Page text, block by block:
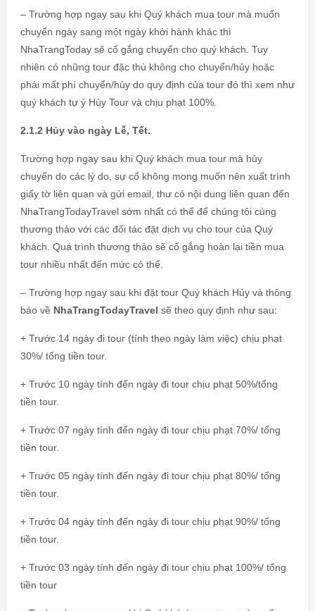
– Trường hợp ngay sau khi Quý khách mua tour mà muốn
chuyển ngày sang một ngày khởi hành khác thì
NhaTrangToday sẽ cố gắng chuyển cho quý khách. Tuy
nhiên có những tour đặc thù không cho chuyển/hủy hoặc
phải mất phí chuyển/hủy do quy định của tour đó thì xem như
quý khách tự ý Hủy Tour và chịu phạt 100%.
2.1.2 Hủy vào ngày Lễ, Tết.
Trường hợp ngay sau khi Quý khách mua tour mà hủy
chuyến do các lý do, sự cố không mong muốn nên xuất trình
giấy tờ liên quan và gửi email, thư có nội dung liên quan đến
NhaTrangTodayTravel sớm nhất có thể để chúng tôi cùng
thương thảo với các đối tác đặt dịch vụ cho tour của Quý
khách. Quá trình thương thảo sẽ cố gắng hoàn lại tiền mua
tour nhiều nhất đến mức có thể.
– Trường hợp ngay sau khi đặt tour Quý khách Hủy và thông
báo về NhaTrangTodayTravel sẽ theo quy định như sau:
+ Trước 14 ngày đi tour (tính theo ngày làm việc) chịu phạt
30%/ tổng tiền tour.
+ Trước 10 ngày tính đến ngày đi tour chịu phạt 50%/tổng
tiền tour.
+ Trước 07 ngày tính đến ngày đi tour chịu phạt 70%/ tổng
tiền tour.
+ Trước 05 ngày tính đến ngày đi tour chịu phạt 80%/ tổng
tiền tour.
+ Trước 04 ngày tính đến ngày đi tour chịu phạt 90%/ tổng
tiền tour.
+ Trước 03 ngày tính đến ngày đi tour chịu phạt 100%/ tổng
tiền tour